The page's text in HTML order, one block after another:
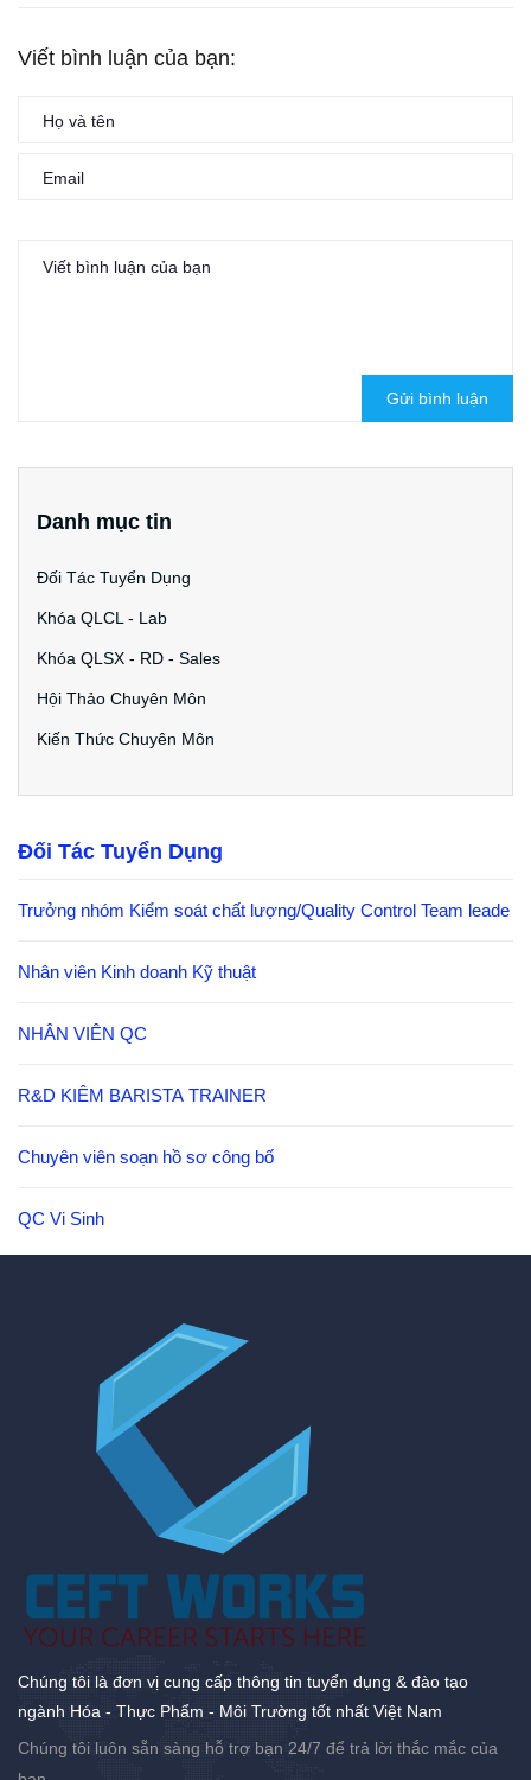
Viết bình luận của bạn:
Gửi bình luận
Danh mục tin
Đối Tác Tuyển Dụng
Khóa QLCL - Lab
Khóa QLSX - RD - Sales
Hội Thảo Chuyên Môn
Kiến Thức Chuyên Môn
Đối Tác Tuyển Dụng
Trưởng nhóm Kiểm soát chất lượng/Quality Control Team leade
Nhân viên Kinh doanh Kỹ thuật
NHÂN VIÊN QC
R&D KIÊM BARISTA TRAINER
Chuyên viên soạn hồ sơ công bố
QC Vi Sinh
Chúng tôi là đơn vị cung cấp thông tin tuyển dụng & đào tạo
ngành Hóa - Thực Phẩm - Môi Trường tốt nhất Việt Nam
Chúng tôi luôn sẵn sàng hỗ trợ bạn 24/7 để trả lời thắc mắc của